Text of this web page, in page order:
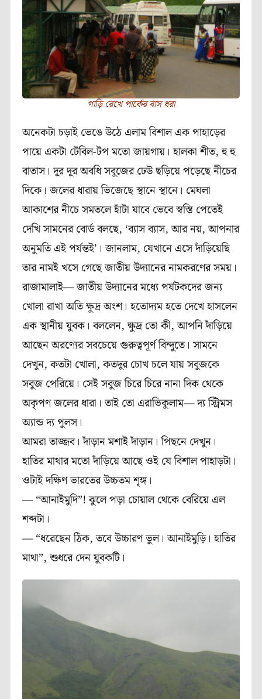
গাড়ি রেখে পার্কের বাস ধরা
অনেকটা চড়াই ভেঙে উঠে এলাম বিশাল এক পাহাড়ের
পায়ে একটা টেবিল-টপ মতো জায়গায়। হালকা শীত, হু হু
বাতাস। দূর দূর অবধি সবুজের ঢেউ ছড়িয়ে পড়েছে নীচের
দিকে। জলের ধারায় ভিজেছে স্থানে স্থানে। মেঘলা
আকাশের নীচে সমতলে হাঁটা যাবে ভেবে স্বস্তি পেতেই
দেখি সামনের বোর্ড বলছে, ‘ব্যাস ব্যাস, আর নয়, আপনার
অনুমতি এই পর্যন্তই’। জানলাম, যেখানে এসে দাঁড়িয়েছি
তার নামই খসে গেছে জাতীয় উদ্যানের নামকরণের সময়।
রাজামালাই— জাতীয় উদ্যানের মধ্যে পর্যটকদের জন্য
খোলা রাখা অতি ক্ষুদ্র অংশ। হতোদ্যম হতে দেখে হাসলেন
এক স্থানীয় যুবক। বললেন, ক্ষুদ্র তো কী, আপনি দাঁড়িয়ে
আছেন অরণ্যের সবচেয়ে গুরুত্বপূর্ণ বিন্দুতে। সামনে
দেখুন, কতটা খোলা, কতদূর চোখ চলে যায় সবুজকে
সবুজ পেরিয়ে। সেই সবুজ চিরে চিরে নানা দিক থেকে
অকৃপণ জলের ধারা। তাই তো এরাভিকুলাম— দ্য স্ট্রিমস
অ্যান্ড দ্য পুলস।
আমরা তাজ্জব। দাঁড়ান মশাই দাঁড়ান। পিছনে দেখুন।
হাতির মাথার মতো দাঁড়িয়ে আছে ওই যে বিশাল পাহাড়টা।
ওটাই দক্ষিণ ভারতের উচ্চতম শৃঙ্গ।
— “আনাইমুদি”! ঝুলে পড়া চোয়াল থেকে বেরিয়ে এল
শব্দটা।
— “ধরেছেন ঠিক, তবে উচ্চারণ ভুল। আনাইমুড়ি। হাতির
মাথা”, শুধরে দেন যুবকটি।